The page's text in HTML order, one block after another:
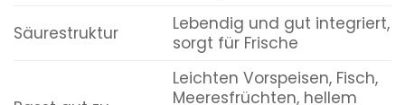
Säurestruktur
Lebendig und gut integriert,
sorgt für Frische
Leichten Vorspeisen, Fisch,
Meeresfrüchten, hellem